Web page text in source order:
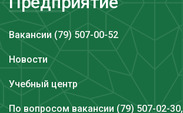
Вакансии (79) 507-00-52
Новости
Учебный центр
По вопросом вакансии (79) 507-02-30,